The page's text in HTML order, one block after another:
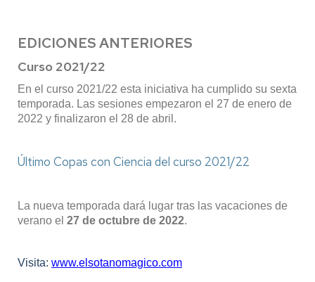
EDICIONES ANTERIORES
Curso 2021/22
En el curso 2021/22 esta iniciativa ha cumplido su sexta
temporada. Las sesiones empezaron el 27 de enero de
2022 y finalizaron el 28 de abril.
Último Copas con Ciencia del curso 2021/22
La nueva temporada dará lugar tras las vacaciones de
verano el 27 de octubre de 2022.
Visita: www.elsotanomagico.com